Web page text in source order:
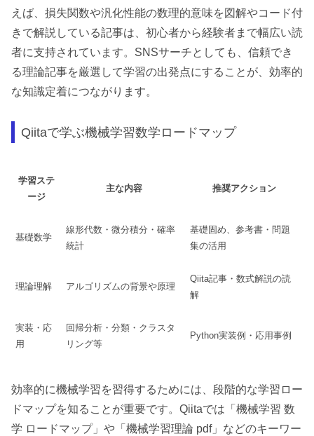
えば、損失関数や汎化性能の数理的意味を図解やコード付
きで解説している記事は、初心者から経験者まで幅広い読
者に支持されています。SNSサーチとしても、信頼でき
る理論記事を厳選して学習の出発点にすることが、効率的
な知識定着につながります。
Qiitaで学ぶ機械学習数学ロードマップ
学習ステ
ージ
主な内容 推奨アクション
基礎数学
線形代数・微分積分・確率
統計
基礎固め、参考書・問題
集の活用
理論理解 アルゴリズムの背景や原理
Qiita記事・数式解説の読
解
実装・応
用
回帰分析・分類・クラスタ
リング等
Python実装例・応用事例
効率的に機械学習を習得するためには、段階的な学習ロー
ドマップを知ることが重要です。Qiitaでは「機械学習 数
学 ロードマップ」や「機械学習理論 pdf」などのキーワー